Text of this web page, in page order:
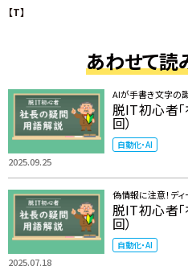
【T】
あわせて読
2025.09.25
AIが手書き文字の
脱IT初心者「
回）
自動化・AI
2025.07.18
偽情報に注意！ディ
脱IT初心者「
回）
自動化・AI